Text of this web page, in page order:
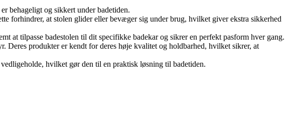
behageligt og sikkert under badetiden.
forhindrer, at stolen glider eller bevæger sig under brug, hvilket giver ekstra sikkerhed
at tilpasse badestolen til dit specifikke badekar og sikrer en perfekt pasform hver gang.
Deres produkter er kendt for deres høje kvalitet og holdbarhed, hvilket sikrer, at
hvilket gør den til en praktisk løsning til badetiden.